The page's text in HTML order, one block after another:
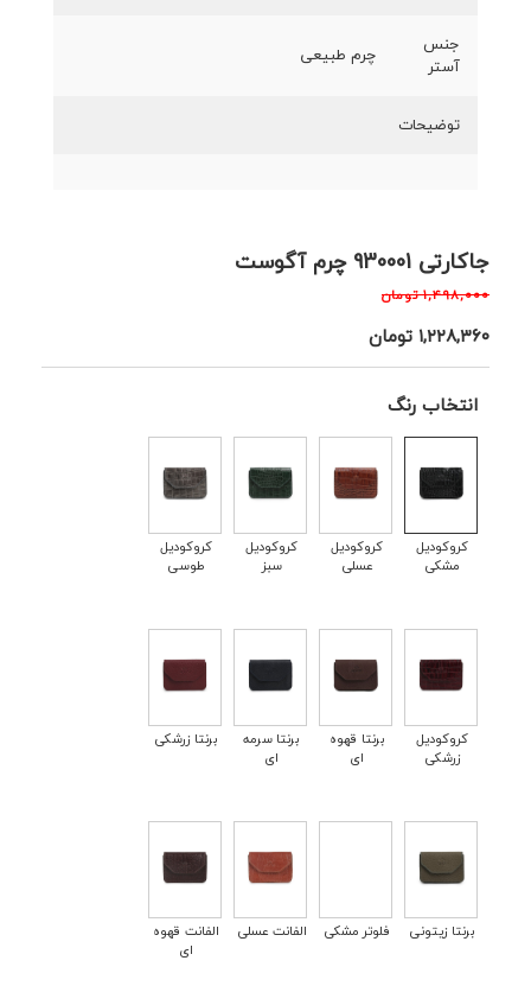
جاکارتی 930001 چرم آگوست
۱,۴۹۸,۰۰۰ تومان
۱,۲۲۸,۳۶۰ تومان
انتخاب رنگ
کروکودیل
مشکی
کروکودیل
عسلی
کروکودیل
سبز
کروکودیل
طوسی
کروکودیل
زرشکی
برنتا قهوه
ای
برنتا سرمه
ای
برنتا زرشکی
برنتا زیتونی فلوتر مشکی الفانت عسلی
الفانت قهوه
ای
جنس
آستر
چرم طبیعی
توضیحات